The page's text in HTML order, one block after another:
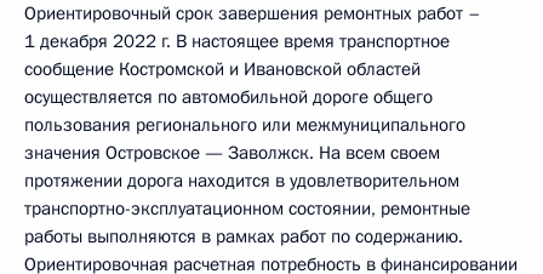
Ориентировочный срок завершения ремонтных работ –
1 декабря 2022 г. В настоящее время транспортное
сообщение Костромской и Ивановской областей
осуществляется по автомобильной дороге общего
пользования регионального или межмуниципального
значения Островское — Заволжск. На всем своем
протяжении дорога находится в удовлетворительном
транспортно-эксплуатационном состоянии, ремонтные
работы выполняются в рамках работ по содержанию.
Ориентировочная расчетная потребность в финансировании